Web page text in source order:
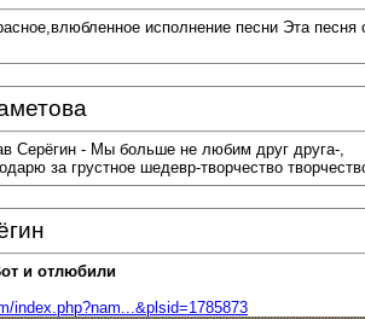
исполнение песни Эта
Серёгин - Мы больше не любим друг друга-,
за грустное шедевр-творчество
и отлюбили
index.php?nam...&plsid=1785873